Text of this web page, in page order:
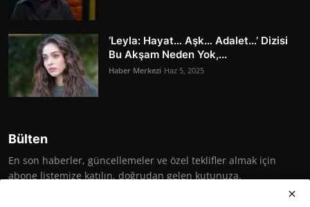
‘Leyla: Hayat… Aşk… Adalet…’ Dizisi
Bu Akşam Neden Yok,...
Haber Merkezi Haz 5, 2025
Bülten
En son haberler, güncellemeler ve özel teklifler almak için
abone listemize katılın, doğrudan gelen kutunuza.